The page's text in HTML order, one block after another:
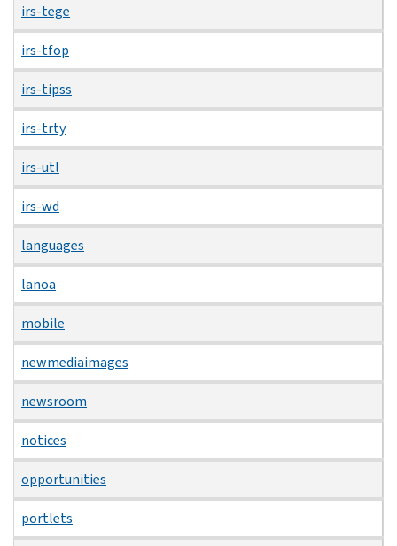
irs-tege
irs-tfop
irs-tipss
irs-trty
irs-utl
irs-wd
languages
lanoa
mobile
newmediaimages
newsroom
notices
opportunities
portlets